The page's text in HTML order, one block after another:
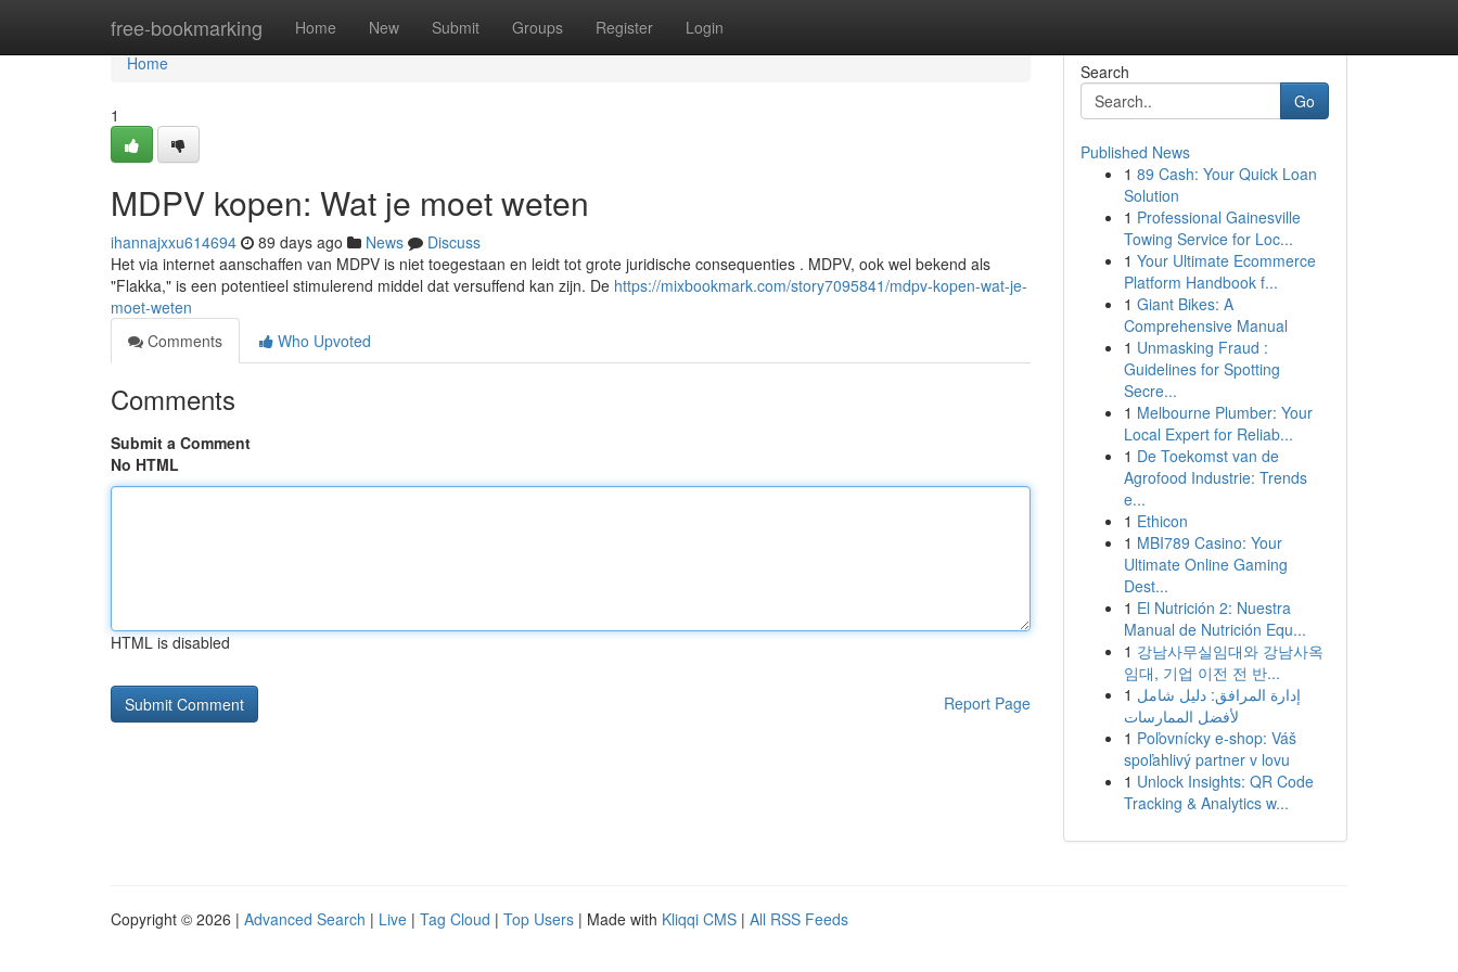
free-bookmarking Home New Submit Groups Register Login
Home
Home
1
MDPV kopen: Wat je moet weten
ihannajxxu614694 89 days ago News
Discuss
Het via internet aanschaffen van MDPV is niet toegestaan en leidt tot grote juridische consequenties . MDPV, ook wel bekend als
"Flakka," is een potentieel stimulerend middel dat versuffend kan zijn. De https://mixbookmark.com/story7095841/mdpv-kopen-wat-je-
moet-weten
Comments
Who Upvoted
Comments
Submit a Comment
No HTML
HTML is disabled
Report Page
Search
Go
Published News
1 89 Cash: Your Quick Loan
Solution
1 Professional Gainesville
Towing Service for Loc...
1 Your Ultimate Ecommerce
Platform Handbook f...
1 Giant Bikes: A
Comprehensive Manual
1 Unmasking Fraud :
Guidelines for Spotting
Secre...
1 Melbourne Plumber: Your
Local Expert for Reliab...
1 De Toekomst van de
Agrofood Industrie: Trends
e...
1 Ethicon
1 MBI789 Casino: Your
Ultimate Online Gaming
Dest...
1 El Nutrición 2: Nuestra
Manual de Nutrición Equ...
1 강남사무실임대와 강남사옥
임대, 기업 이전 전 반...
1 إدارة المرافق: دليل شامل
لأفضل الممارسات
1 Poľovnícky e-shop: Váš
spoľahlivý partner v lovu
1 Unlock Insights: QR Code
Tracking & Analytics w...
Copyright © 2026 | Advanced Search | Live | Tag Cloud | Top Users | Made with Kliqqi CMS | All RSS Feeds